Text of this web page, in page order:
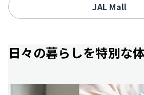
JAL Mall
日々の暮らしを特別な